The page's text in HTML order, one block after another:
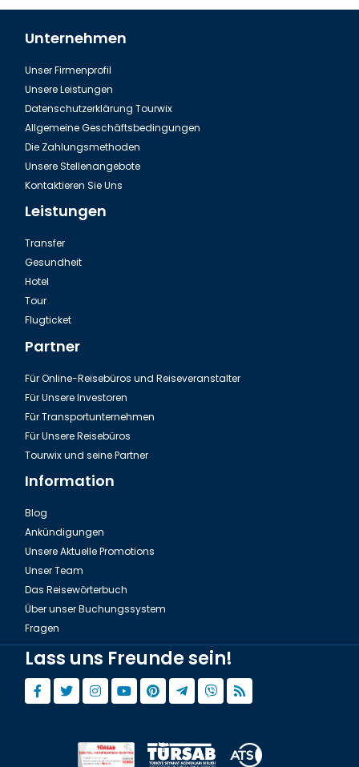
Unternehmen
Unser Firmenprofil
Unsere Leistungen
Datenschutzerklärung Tourwix
Allgemeine Geschäftsbedingungen
Die Zahlungsmethoden
Unsere Stellenangebote
Kontaktieren Sie Uns
Leistungen
Transfer
Gesundheit
Hotel
Tour
Flugticket
Partner
Für Online-Reisebüros und Reiseveranstalter
Für Unsere Investoren
Für Transportunternehmen
Für Unsere Reisebüros
Tourwix und seine Partner
Information
Blog
Ankündigungen
Unsere Aktuelle Promotions
Unser Team
Das Reisewörterbuch
Über unser Buchungssystem
Fragen
Lass uns Freunde sein!